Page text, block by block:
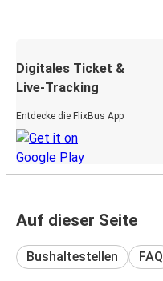
Digitales Ticket &
Live-Tracking
Entdecke die FlixBus App
Auf dieser Seite
Bushaltestellen FAQ